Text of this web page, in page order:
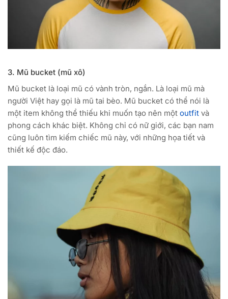
3. Mũ bucket (mũ xô)
Mũ bucket là loại mũ có vành tròn, ngắn. Là loại mũ mà
người Việt hay gọi là mũ tai bèo. Mũ bucket có thể nói là
một item không thể thiếu khi muốn tạo nên một outfit và
phong cách khác biệt. Không chỉ có nữ giới, các bạn nam
cũng luôn tìm kiếm chiếc mũ này, với những họa tiết và
thiết kế độc đáo.